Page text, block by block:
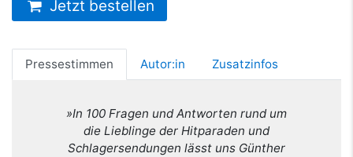
Jetzt bestellen
Pressestimmen Autor:in Zusatzinfos
»In 100 Fragen und Antworten rund um
die Lieblinge der Hitparaden und
Schlagersendungen lässt uns Günther